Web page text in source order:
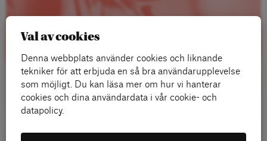
Val av cookies
Denna webbplats använder cookies och liknande
tekniker för att erbjuda en så bra användarupplevelse
som möjligt. Du kan läsa mer om hur vi hanterar
cookies och dina användardata i vår cookie- och
datapolicy.